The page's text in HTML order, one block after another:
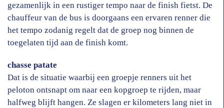
gezamenlijk in een rustiger tempo naar de finish fietst. De
chauffeur van de bus is doorgaans een ervaren renner die
het tempo zodanig regelt dat de groep nog binnen de
toegelaten tijd aan de finish komt.
chasse patate
Dat is de situatie waarbij een groepje renners uit het
peloton ontsnapt om naar een kopgroep te rijden, maar
halfweg blijft hangen. Ze slagen er kilometers lang niet in